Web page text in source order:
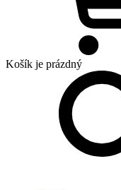
Košík je prázdný